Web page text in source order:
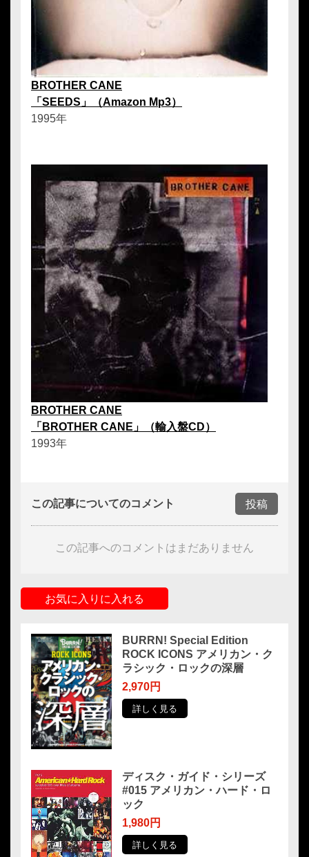
BROTHER CANE
「SEEDS」（Amazon Mp3）
1995年
BROTHER CANE
「BROTHER CANE」（輸入盤CD）
1993年
この記事についてのコメント 投稿
この記事へのコメントはまだありません
お気に入りに入れる
BURRN! Special Edition
ROCK ICONS アメリカン・ク
ラシック・ロックの深層
2,970円
詳しく見る
ディスク・ガイド・シリーズ
#015 アメリカン・ハード・ロ
ック
1,980円
詳しく見る